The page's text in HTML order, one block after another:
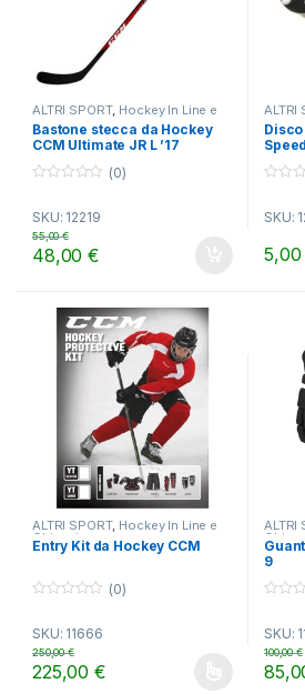
ALTRI SPORT, Hockey In Line e
Ghiaccio
Bastone stecca da Hockey
CCM Ultimate JR L ’17
u
t
f
(0)
SKU: 12219
48,00€
55,00€
ALTRI
u
o
f
SKU:
ALTRI SPORT, Hockey In Line e
Ghiaccio
Entry Kit da Hockey CCM
u
t
o
f
(0)
SKU: 11666
225,00€
250,00€
Questo prodotto ha più varianti. Le
ALTRI
9
u
t
o
f
SKU:
100,00€